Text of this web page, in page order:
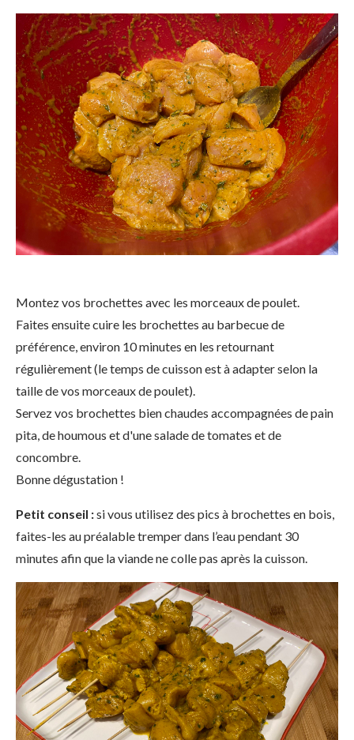
Montez vos brochettes avec les morceaux de poulet.
Faites ensuite cuire les brochettes au barbecue de
préférence, environ 10 minutes en les retournant
régulièrement (le temps de cuisson est à adapter selon la
taille de vos morceaux de poulet).
Servez vos brochettes bien chaudes accompagnées de pain
pita, de houmous et d'une salade de tomates et de
concombre.
Bonne dégustation !
Petit conseil :si vous utilisez des pics à brochettes en bois,
faites-les au préalable tremper dans l’eau pendant 30
minutes afin que la viande ne colle pas après la cuisson.